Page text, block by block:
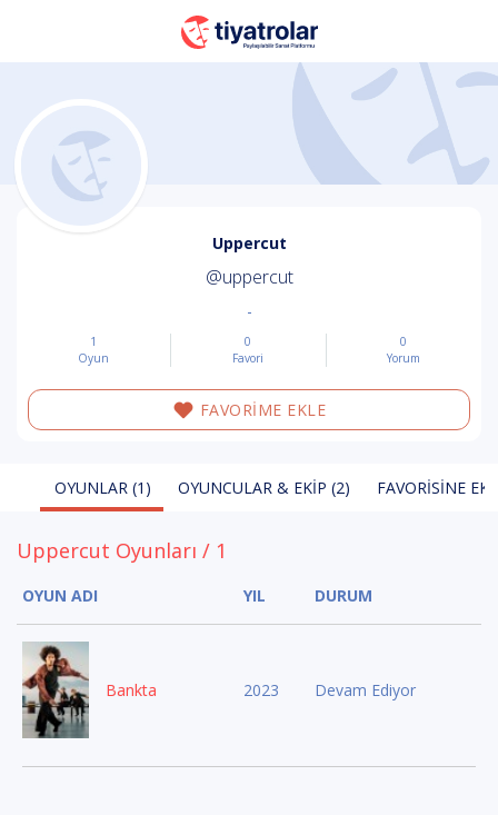
Uppercut
@uppercut
-
1
Oyun
0
Favori
0
Yorum
FAVORİME EKLE
OYUNLAR (1) OYUNCULAR & EKIP (2) FAVORISINE
Uppercut Oyunları / 1
OYUN ADI YIL DURUM
Bankta 2023 Devam Ediyor